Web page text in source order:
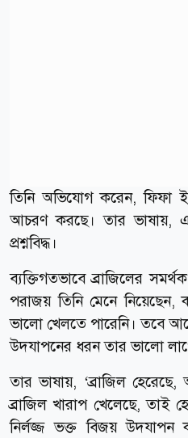
তিনি অভিযোগ করেন, ফিফা
আচরণ করছে। তার ভাষায়,
প্রশ্নবিদ্ধ।
ব্যক্তিগতভাবে ব্রাজিলের
পরাজয় তিনি মেনে
ভালো খেলতে পারেনি। তবে
উদযাপনের ধরন তার ভালো
তার ভাষায়, ‘ব্রাজিল
ব্রাজিল খারাপ খেলেছে, তাই
নির্লজ্জ ভক্ত বিজয় উদযাপন